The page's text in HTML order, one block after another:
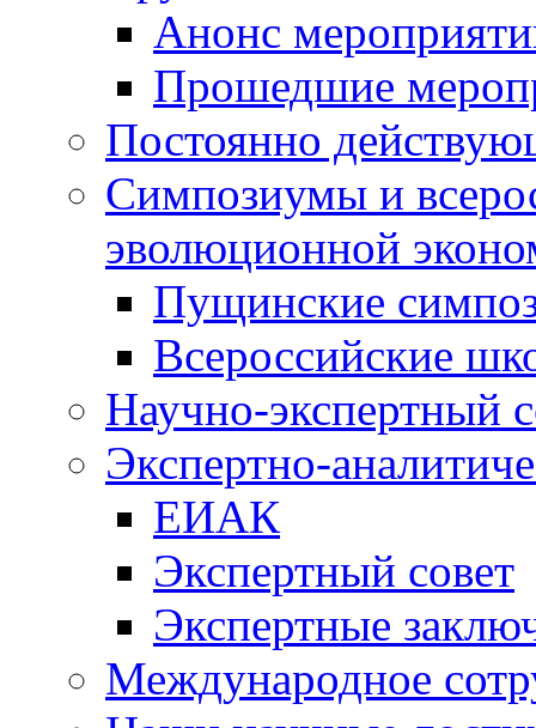
Анонс
Прошедшие
Постоянно
Симпозиумы и
эволюционной
Пущинские
Всероссийские
Научно-экспертный
Экспертно-
ЕИАК
Экспертный совет
Экспертные
Международное